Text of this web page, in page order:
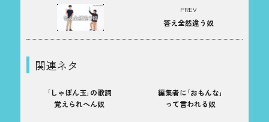
PREV
答え全然違う奴
関連ネタ
｢しゃぼん玉｣の歌詞
覚えられへん奴
編集者に｢おもんな｣
って言われる奴